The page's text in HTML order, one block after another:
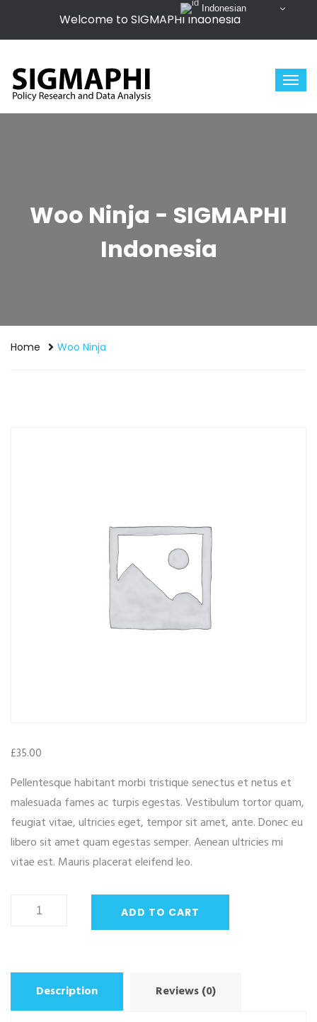
Welcome to SIGMAPHI Indonesia
Woo Ninja - SIGMAPHI
Indonesia
Home Woo Ninja
£35.00
Pellentesque habitant morbi tristique senectus et netus et
malesuada fames ac turpis egestas. Vestibulum tortor quam,
feugiat vitae, ultricies eget, tempor sit amet, ante. Donec eu
libero sit amet quam egestas semper. Aenean ultricies mi
vitae est. Mauris placerat eleifend leo.
ADD TO CART
Description Reviews (0)
Indonesian